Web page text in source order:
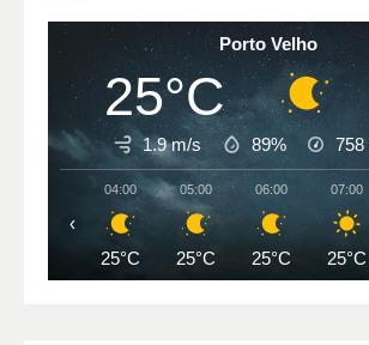
Porto Velho
25°C
1.9 m/s 89% 758
04:00
25°C
05:00
25°C
06:00
25°C
07:00
25°C
‹